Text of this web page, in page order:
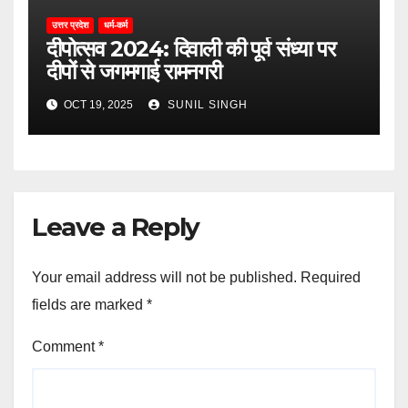
उत्तर प्रदेश धर्म-कर्म
दीपोत्सव 2024: दिवाली की पूर्व संध्या पर
दीपों से जगमगाई रामनगरी
OCT 19, 2025 SUNIL SINGH
Leave a Reply
Your email address will not be published. Required
fields are marked *
Comment*